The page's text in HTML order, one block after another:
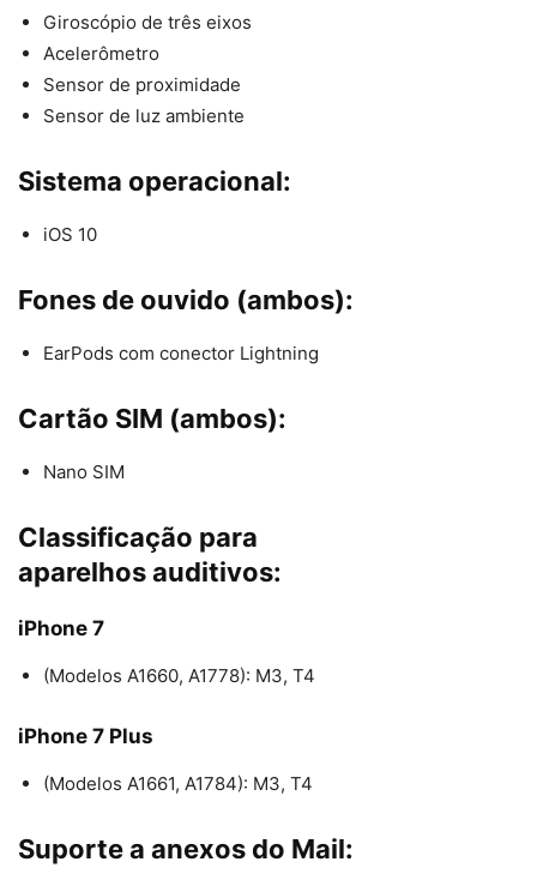
Giroscópio de três eixos
Acelerômetro
Sensor de proximidade
Sensor de luz ambiente
Sistema operacional:
iOS 10
Fones de ouvido (ambos):
EarPods com conector Lightning
Cartão SIM (ambos):
Nano SIM
Classificação para
aparelhos auditivos:
iPhone 7
(Modelos A1660, A1778): M3, T4
iPhone 7 Plus
(Modelos A1661, A1784): M3, T4
Suporte a anexos do Mail: